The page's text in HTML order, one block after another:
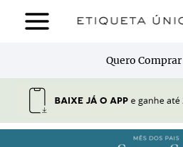
para
Quero Comprar